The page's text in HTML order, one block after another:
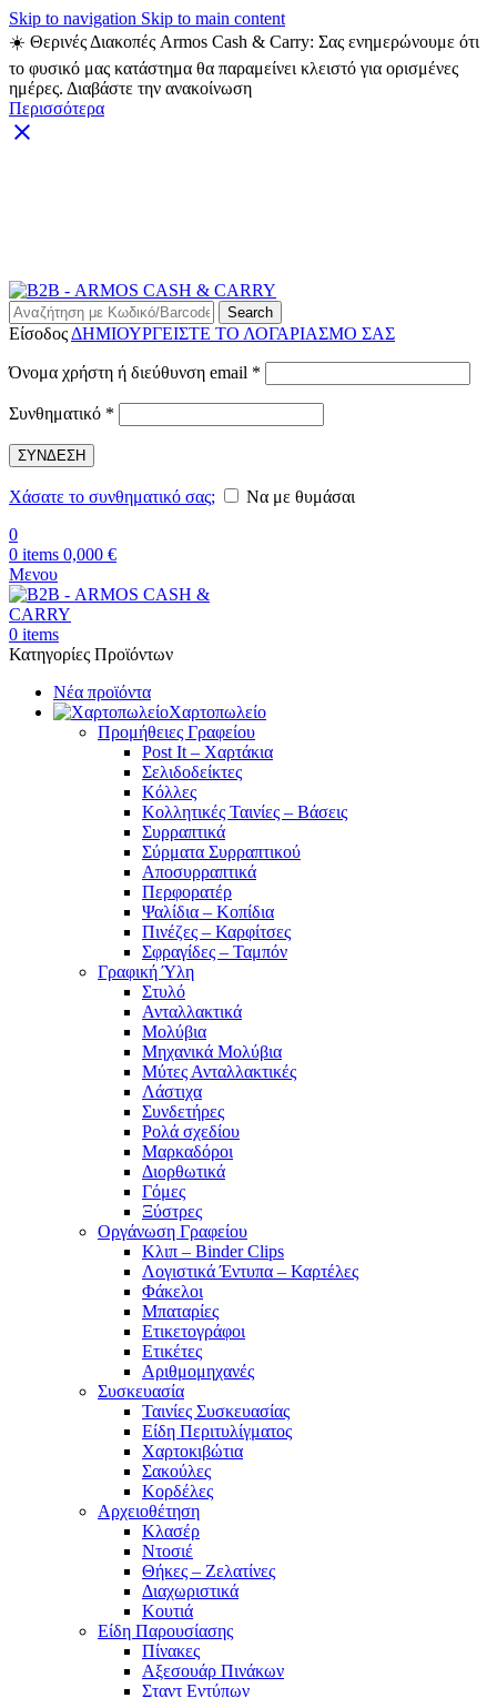
Skip to navigation Skip to main content
☀️ Θερινές Διακοπές Armos Cash & Carry: Σας ενημερώνουμε ότι
το φυσικό μας κατάστημα θα παραμείνει κλειστό για ορισμένες
ημέρες. Διαβάστε την ανακοίνωση
Περισσότερα
Search
Είσοδος ΔΗΜΙΟΥΡΓΕΙΣΤΕ ΤΟ ΛΟΓΑΡΙΑΣΜΟ ΣΑΣ
Όνομα χρήστη ή διεύθυνση email *
Συνθηματικό *
ΣΥΝΔΕΣΗ
Χάσατε το συνθηματικό σας;
Να με θυμάσαι
0
0 items 0,000 €
Μενου
0 items
Κατηγορίες Προϊόντων
Νέα προϊόντα
Χαρτοπωλείο
Προμήθειες Γραφείου
Post It – Χαρτάκια
Σελιδοδείκτες
Κόλλες
Κολλητικές Ταινίες – Βάσεις
Συρραπτικά
Σύρματα Συρραπτικού
Αποσυρραπτικά
Περφορατέρ
Ψαλίδια – Κοπίδια
Πινέζες – Καρφίτσες
Σφραγίδες – Ταμπόν
Γραφική Ύλη
Στυλό
Ανταλλακτικά
Μολύβια
Μηχανικά Μολύβια
Μύτες Ανταλλακτικές
Λάστιχα
Συνδετήρες
Ρολά σχεδίου
Μαρκαδόροι
Διορθωτικά
Γόμες
Ξύστρες
Οργάνωση Γραφείου
Κλιπ – Binder Clips
Λογιστικά Έντυπα – Καρτέλες
Φάκελοι
Μπαταρίες
Ετικετογράφοι
Ετικέτες
Αριθμομηχανές
Συσκευασία
Ταινίες Συσκευασίας
Είδη Περιτυλίγματος
Χαρτοκιβώτια
Σακούλες
Κορδέλες
Αρχειοθέτηση
Κλασέρ
Ντοσιέ
Θήκες – Ζελατίνες
Διαχωριστικά
Κουτιά
Είδη Παρουσίασης
Πίνακες
Αξεσουάρ Πινάκων
Σταντ Εντύπων